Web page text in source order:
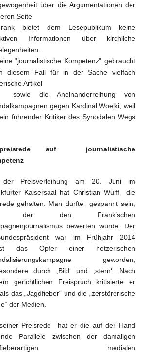
über die Argumentationen der
Seite
bietet dem Lesepublikum keine
Informationen über kirchliche
"journalistische Kompetenz" gebraucht
diesem Fall für in der Sache vielfach
Artikel
die Aneinanderreihung von
gegen Kardinal Woelki, weil
führender Kritiker des Synodalen Wegs
auf journalistische
der Preisverleihung am 20. Juni im
Kaisersaal hat Christian Wulff die
gehalten. Man durfte gespannt sein,
der den Frank’schen
bewerten würde. Der
war im Frühjahr 2014
das Opfer einer hetzerischen
geworden,
durch ‚Bild‘ und ‚stern‘. Nach
gerichtlichen Freispruch kritisierte er
das „Jagdfieber“ und die „zerstörerische
der Medien.
Preisrede hat er die auf der Hand
Parallele zwischen der damaligen
medialen